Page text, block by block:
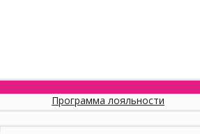
Программа лояльности